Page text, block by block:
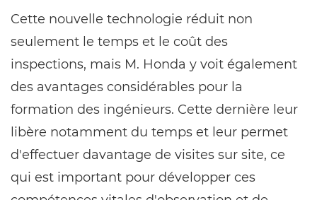
Cette nouvelle technologie réduit non
seulement le temps et le coût des
inspections, mais M. Honda y voit également
des avantages considérables pour la
formation des ingénieurs. Cette dernière leur
libère notamment du temps et leur permet
d'effectuer davantage de visites sur site, ce
qui est important pour développer ces